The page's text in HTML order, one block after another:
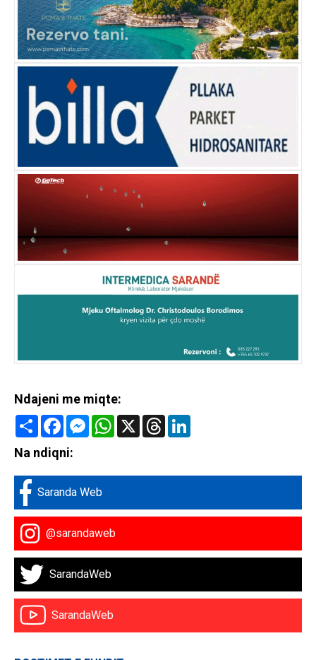
Ndajeni me miqte:
Share FacebookMessenger
WhatsApp
X Threads
Na ndiqni:
Saranda Web
@sarandaweb
SarandaWeb
SarandaWeb